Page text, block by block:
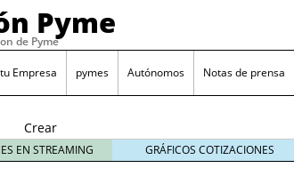
Pyme
de Pyme
Empresa pymes Autónomos Notas de prensa
Crear
empresa
online vs
EN STREAMING GRÁFICOS COTIZACIONES